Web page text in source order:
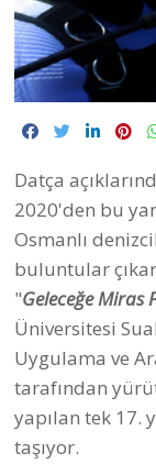
Datça
2020'den bu
Osmanlı
buluntular
"Geleceğe Miras
Üniversitesi
Uygulama ve
tarafından
yapılan tek 17.
taşıyor.